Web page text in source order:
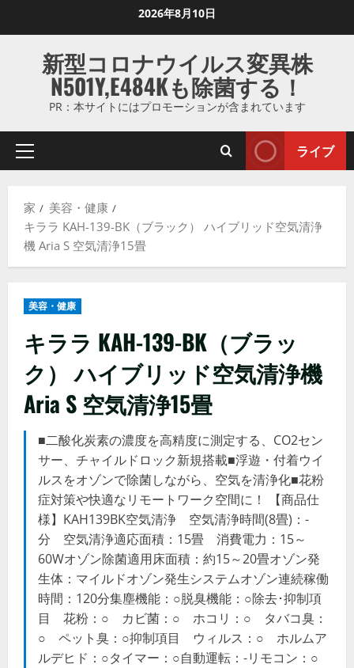
ス
ッ
2026年8月10日
新型コロナウイルス変異株
N501Y,E484Kも除菌する！
PR：本サイトにはプロモーションが含まれています
プ
マ
リ
メ
ー
ライブ
家
美容・健康
キララ KAH-139-BK（ブラック） ハイブリッド空気清浄
機 Aria S 空気清浄15畳
美容・健康
キララ KAH-139-BK（ブラッ
ク） ハイブリッド空気清浄機
Aria S 空気清浄15畳
■二酸化炭素の濃度を高精度に測定する、CO2セン
サー、チャイルドロック新規搭載■浮遊・付着ウイ
ルスをオゾンで除菌しながら、空気を清浄化■花粉
症対策や快適なリモートワーク空間に！ 【商品仕
様】KAH139BK空気清浄 空気清浄時間(8畳)：-
分 空気清浄適応面積：15畳 消費電力：15～
60Wオゾン除菌適用床面積：約15～20畳オゾン発
生体：マイルドオゾン発生システムオゾン連続稼働
時間：120分集塵機能：○脱臭機能：○除去･抑制項
目 花粉：○ カビ菌：○ ホコリ：○ タバコ臭：
○ ペット臭：○抑制項目 ウィルス：○ ホルムア
ルデヒド：○タイマー：○自動運転：-リモコン：○